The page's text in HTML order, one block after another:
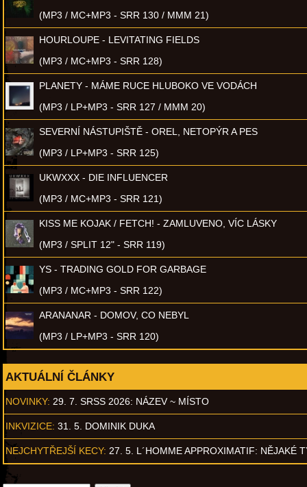
(MP3 / MC+MP3 - SRR 130 / MMM 21)
HOURLOUPE - LEVITATING FIELDS
(MP3 / MC+MP3 - SRR 128)
PLANETY - MÁME RUCE HLUBOKO VE VODÁCH
(MP3 / LP+MP3 - SRR 127 / MMM 20)
SEVERNÍ NÁSTUPIŠTĚ - OREL, NETOPÝR A PES
(MP3 / LP+MP3 - SRR 125)
UKWXXX - DIE INFLUENCER
(MP3 / MC+MP3 - SRR 121)
KISS ME KOJAK / FETCH! - ZAMLUVENO, VÍC LÁSKY
(MP3 / SPLIT 12" - SRR 119)
YS - TRADING GOLD FOR GARBAGE
(MP3 / MC+MP3 - SRR 122)
ARANANAR - DOMOV, CO NEBYL
(MP3 / LP+MP3 - SRR 120)
AKTUÁLNÍ ČLÁNKY
NOVINKY: 29. 7. SRSS 2026: NÁZEV ~ MÍSTO
INKVIZICE: 31. 5. DOMINIK DUKA
NEJCHYTŘEJŠÍ KECY: 27. 5. L´HOMME APPROXIMATIF: NĚJAKÉ